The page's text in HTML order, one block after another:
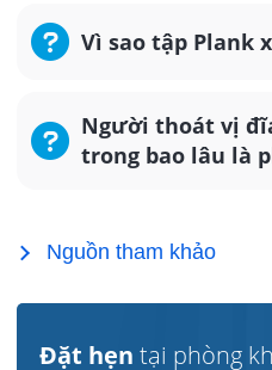
Vì sao tập Plank
Người thoát vị
trong bao lâu là
Nguồn tham khảo
Đặt hẹn tại phòng